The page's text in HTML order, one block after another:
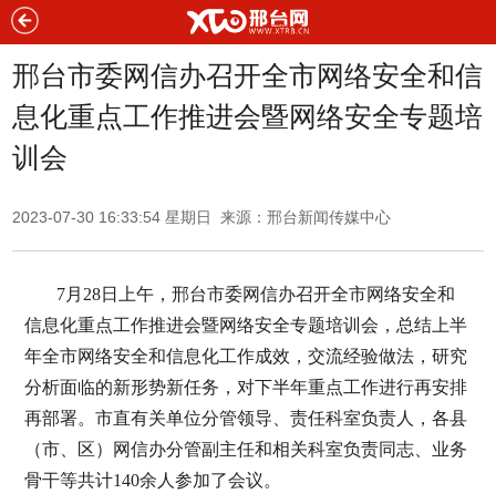
邢台市委网信办召开全市网络安全和信
息化重点工作推进会暨网络安全专题培
训会
2023-07-30 16:33:54 星期日 来源：邢台新闻传媒中心
7月28日上午，邢台市委网信办召开全市网络安全和
信息化重点工作推进会暨网络安全专题培训会，总结上半
年全市网络安全和信息化工作成效，交流经验做法，研究
分析面临的新形势新任务，对下半年重点工作进行再安排
再部署。市直有关单位分管领导、责任科室负责人，各县
（市、区）网信办分管副主任和相关科室负责同志、业务
骨干等共计140余人参加了会议。